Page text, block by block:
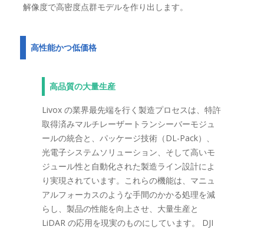
解像度で高密度点群モデルを作り出します。
高性能かつ低価格
高品質の大量生産
Livox の業界最先端を行く製造プロセスは、特許
取得済みマルチレーザートランシーバーモジュ
ールの統合と、パッケージ技術（DL-Pack）、
光電子システムソリューション、そして高いモ
ジュール性と自動化された製造ライン設計によ
り実現されています。これらの機能は、マニュ
アルフォーカスのような手間のかかる処理を減
らし、製品の性能を向上させ、大量生産と
LiDAR の応用を現実のものにしています。 DJI